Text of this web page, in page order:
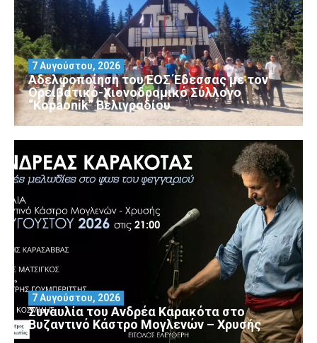
Αδελφοποίηση του ΕΟΣ Έδεσσας με τον
Ορειβατικό-Χιονοδρομικό Σύλλογο
“Kopaonik” Βελιγραδίου
7 Αυγούστου, 2026
Συναυλία του Ανδρέα Καρακότα στο
Βυζαντινό Κάστρο Μογλενών – Χρυσής
7 Αυγούστου, 2026